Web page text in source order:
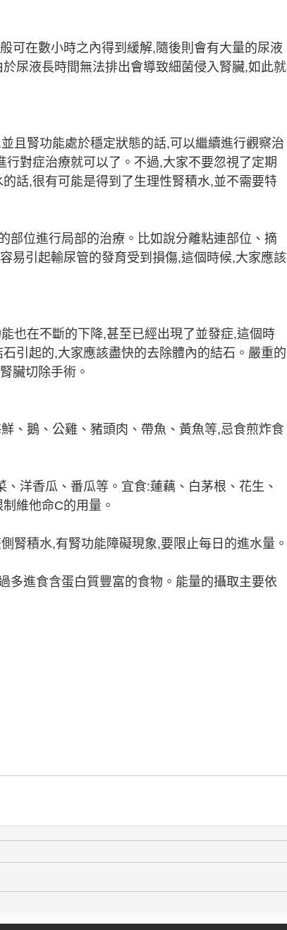
可在數小時之內得到緩解,隨後則會有大量的尿液
尿液長時間無法排出會導致細菌侵入腎臟,如此就
且腎功能處於穩定狀態的話,可以繼續進行觀察治
對症治療就可以了。不過,大家不要忽視了定期
話,很有可能是得到了生理性腎積水,並不需要特
部位進行局部的治療。比如說分離粘連部位、摘
易引起輸尿管的發育受到損傷,這個時候,大家應該
也在不斷的下降,甚至已經出現了並發症,這個時
引起的,大家應該盡快的去除體內的結石。嚴重的
臟切除手術。
、鵝、公雞、豬頭肉、帶魚、黃魚等,忌食煎炸食
洋香瓜、番瓜等。宜食:蓮藕、白茅根、花生、
維他命C的用量。
腎積水,有腎功能障礙現象,要限止每日的進水量。
多進食含蛋白質豐富的食物。能量的攝取主要依